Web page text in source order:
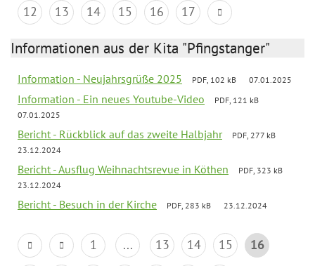
12
13 14 15 16 17
Informationen aus der Kita "Pfingstanger"
Information - Neujahrsgrüße 2025 PDF, 102 kB 07.01.2025
Information - Ein neues Youtube-Video
PDF, 121 kB
07.01.2025
Bericht - Rückblick auf das zweite Halbjahr
PDF, 277 kB
23.12.2024
Bericht - Ausflug Weihnachtsrevue in Köthen
PDF, 323 kB
23.12.2024
Bericht - Besuch in der Kirche PDF, 283 kB 23.12.2024
1 ... 13 14 15
16